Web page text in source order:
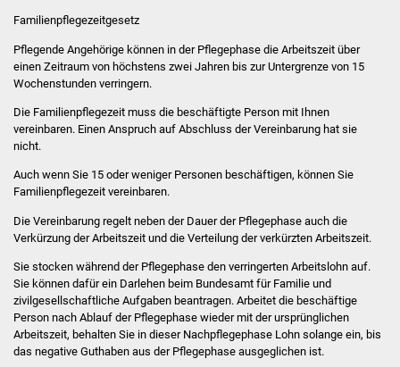
Schulentwicklung Bizet
Sanierung Hallenbad
Presse
Bürger & Service
Was erledige ich wo
Dienstleistungen
Familienpflegezeitgesetz
Pflegende Angehörige können in der Pflegephase die Arbeitszeit über
einen Zeitraum von höchstens zwei Jahren bis zur Untergrenze von 15
Wochenstunden verringern.
Die Familienpflegezeit muss die beschäftigte Person mit Ihnen
vereinbaren. Einen Anspruch auf Abschluss der Vereinbarung hat sie
nicht.
Auch wenn Sie 15 oder weniger Personen beschäftigen, können Sie
Familienpflegezeit vereinbaren.
Die Vereinbarung regelt neben der Dauer der Pflegephase auch die
Verkürzung der Arbeitszeit und die Verteilung der verkürzten Arbeitszeit.
Sie stocken während der Pflegephase den verringerten Arbeitslohn auf.
Sie können dafür ein Darlehen beim Bundesamt für Familie und
zivilgesellschaftliche Aufgaben beantragen. Arbeitet die beschäftige
Person nach Ablauf der Pflegephase wieder mit der ursprünglichen
Arbeitszeit, behalten Sie in dieser Nachpflegephase Lohn solange ein, bis
das negative Guthaben aus der Pflegephase ausgeglichen ist.